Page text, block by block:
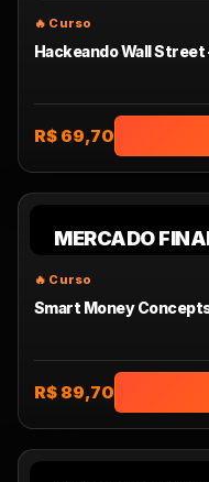
Hackeando Wall Street
R$ 69,70
MERCADO
Smart Money
R$ 89,70